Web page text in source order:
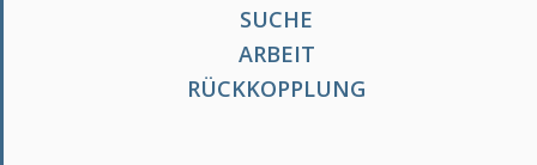
SUCHE
ARBEIT
RÜCKKOPPLUNG